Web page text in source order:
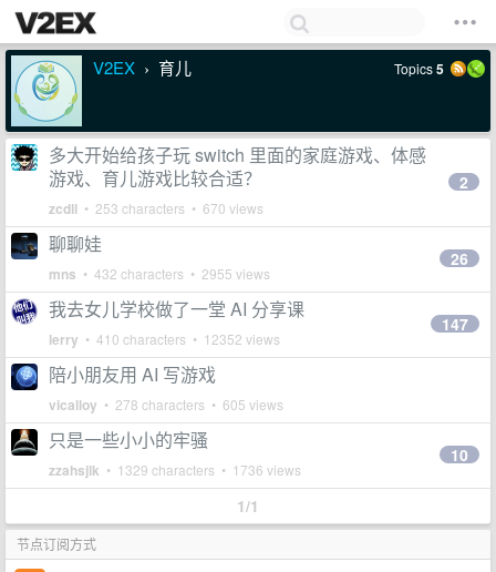
V2EX › 育儿 Topics5
多大开始给孩子玩 switch 里面的家庭游戏、体感
游戏、育儿游戏比较合适？
zcdll • 253 characters • 670 views
2
聊聊娃
mns • 432 characters • 2955 views
26
我去女儿学校做了一堂 AI 分享课
lerry • 410 characters • 12352 views
147
陪小朋友用 AI 写游戏
vicalloy • 278 characters • 605 views
只是一些小小的牢骚
zzahsjlk • 1329 characters • 1736 views
10
1/1
节点订阅方式